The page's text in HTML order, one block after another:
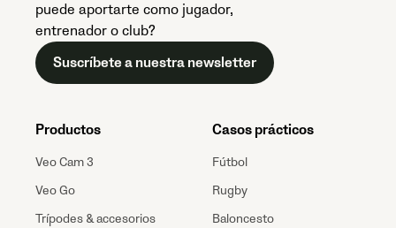
puede aportarte como jugador,
entrenador o club?
Suscríbete a nuestra newsletter
Productos
Veo Cam 3
Veo Go
Trípodes & accesorios
Casos prácticos
Fútbol
Rugby
Baloncesto